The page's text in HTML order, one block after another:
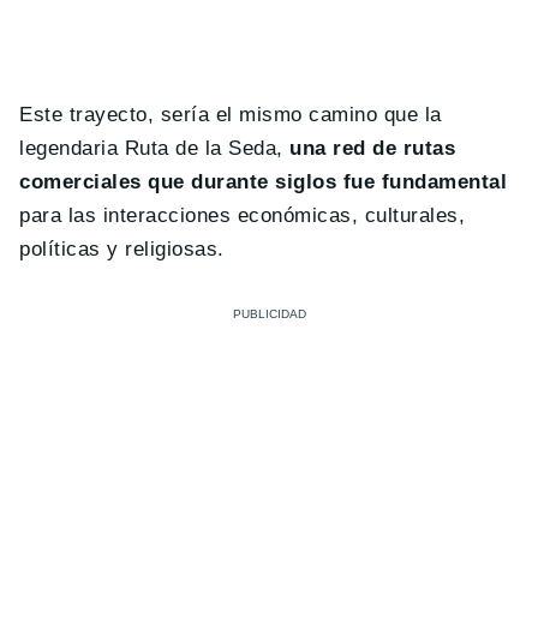
Este trayecto, sería el mismo camino que la
legendaria Ruta de la Seda, una red de rutas
comerciales que durante siglos fue fundamental
para las interacciones económicas, culturales,
políticas y religiosas.